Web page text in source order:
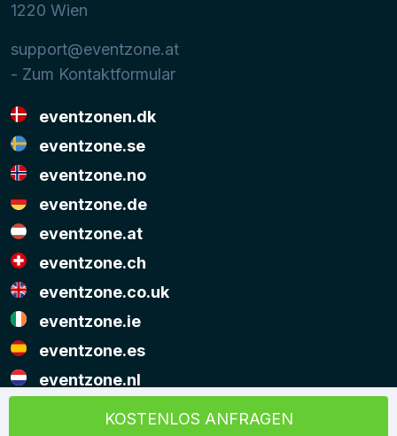
KOSTENLOS ANFRAGEN
1220 Wien
support@eventzone.at
- Zum Kontaktformular
eventzonen.dk
eventzone.se
eventzone.no
eventzone.de
eventzone.at
eventzone.ch
eventzone.co.uk
eventzone.ie
eventzone.es
eventzone.nl
© Copyright Eventzone 2026